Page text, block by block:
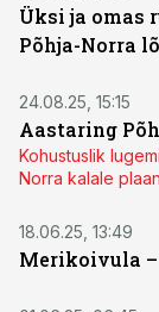
Üksi ja omas
Põhja-Norra
24.08.25, 15:15
Aastaring
Kohustuslik
Norra kalale
18.06.25, 13:49
Merikoivula –